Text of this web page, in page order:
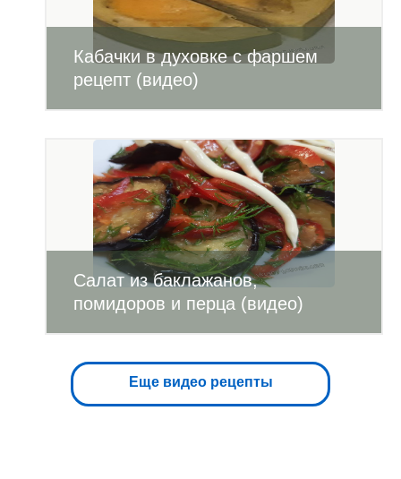
Кабачки в духовке с фаршем
рецепт (видео)
Салат из баклажанов,
помидоров и перца (видео)
Еще видео рецепты